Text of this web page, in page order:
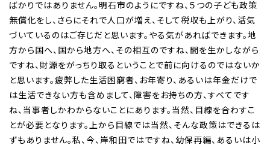
ばかりではありません。明石市のようにですね、５つの子ども政策
無償化をし、さらにそれで人口が増え、そして税収も上がり、活気
づいているのはご存じだと思います。やる気があればできます。地
方から国へ、国から地方へ、その相互のですね、間を生かしながら
ですね、財源をがっちり取るということで前に向けるのではないか
と思います。疲弊した生活困窮者、お年寄り、あるいは年金だけで
は生活できない方も含めまして、障害をお持ちの方、すべてです
ね、当事者しかわからないことにあります。当然、目線を合わすこ
とが必要となります。上から目線では当然、そんな政策はできるは
ずもありません。私、今、岸和田ではですね、幼保再編、あるいは小